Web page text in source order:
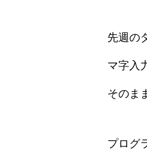
先週の
マ字入
そのま
プログ